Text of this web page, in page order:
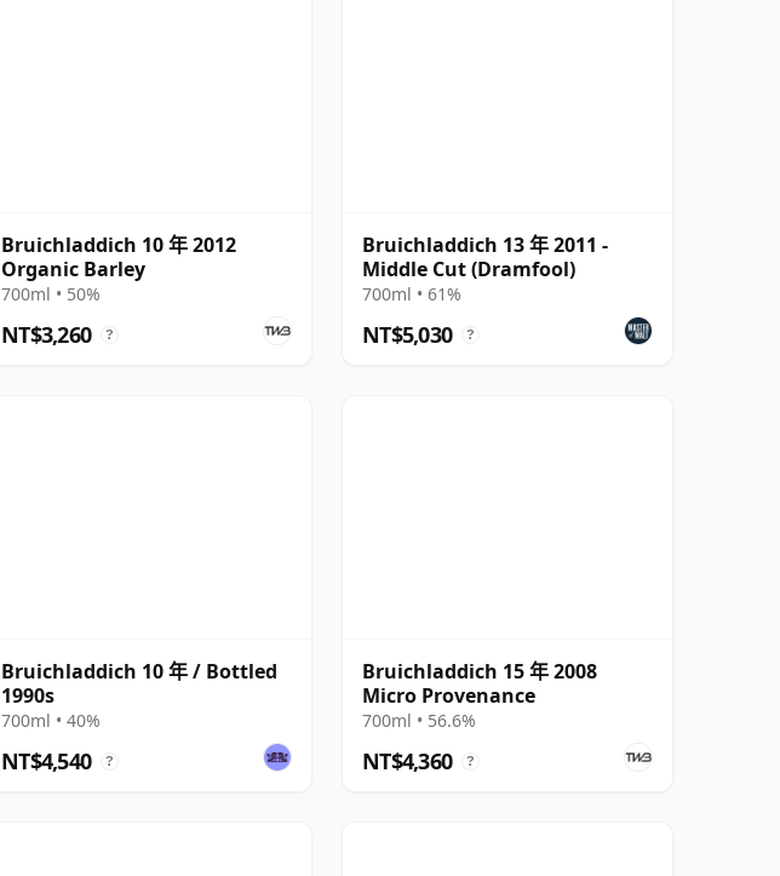
Bruichladdich 10 年 2012
Organic Barley
700ml • 50%
NT$3,260 ?
Bruichladdich 13 年 2011 -
Middle Cut (Dramfool)
700ml • 61%
NT$5,030 ?
Bruichladdich 10 年 / Bottled
1990s
700ml • 40%
NT$4,540 ?
Bruichladdich 15 年 2008
Micro Provenance
700ml • 56.6%
NT$4,360 ?